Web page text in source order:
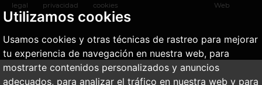
Utilizamos cookies
Usamos cookies y otras técnicas de rastreo para mejorar
tu experiencia de navegación en nuestra web, para
mostrarte contenidos personalizados y anuncios
adecuados, para analizar el tráfico en nuestra web y para
legal
privacidad
cookies
Web